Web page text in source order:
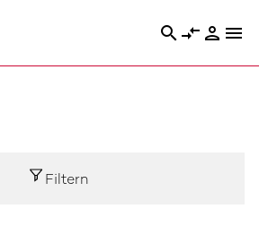
search compare_arrows person menu
Filtern